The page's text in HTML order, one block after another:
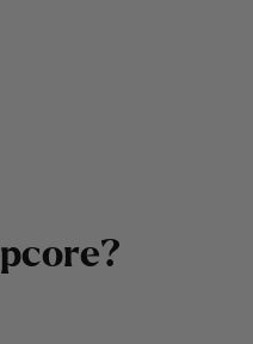
pcore?